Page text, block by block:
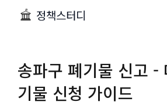
정책스터디
송파구 폐기물 신고 -
기물 신청 가이드